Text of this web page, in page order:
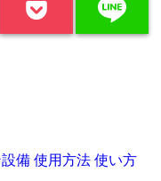
line
備 使用方法 使い方